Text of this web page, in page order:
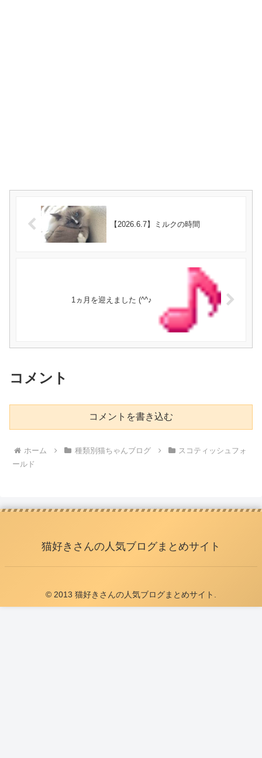
【2026.6.7】ミルクの時間
1ヵ月を迎えました (^^♪
コメント
コメントを書き込む
ホーム 種類別猫ちゃんブログ
スコティッシュフォ
ールド
猫好きさんの人気ブログまとめサイト
© 2013 猫好きさんの人気ブログまとめサイト.